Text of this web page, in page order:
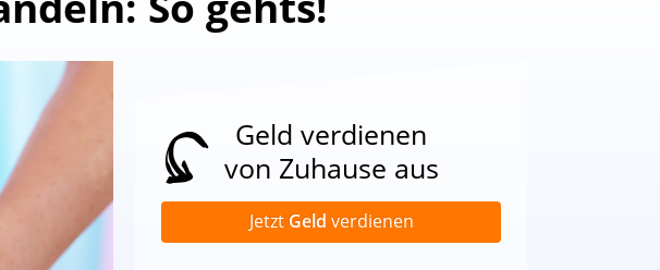
Geld verdienen
von Zuhause aus
Jetzt Geld verdienen